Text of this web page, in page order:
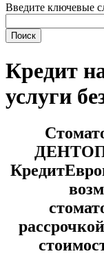
Введите ключевые
Кредит
услуги